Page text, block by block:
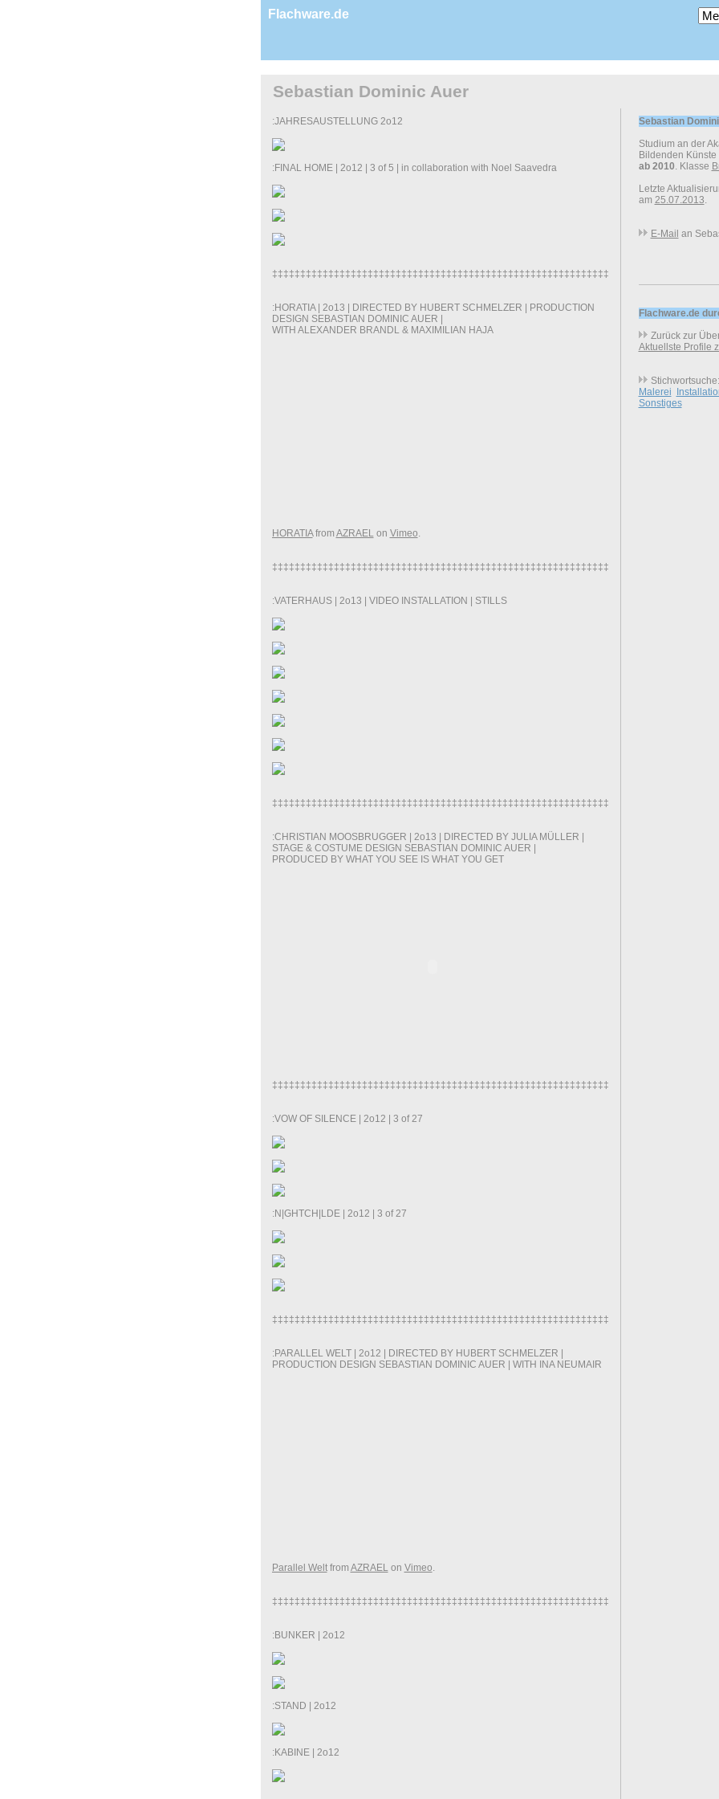
Flachware.de
Sebastian Dominic Auer
:JAHRESAUSTELLUNG 2o12
:FINAL HOME | 2o12 | 3 of 5 | in collaboration with Noel Saavedra
:HORATIA | 2o13 | DIRECTED BY HUBERT SCHMELZER | PRODUCTION
DESIGN SEBASTIAN DOMINIC AUER |
WITH ALEXANDER BRANDL & MAXIMILIAN HAJA
HORATIAfrom AZRAELon Vimeo.
:VATERHAUS | 2o13 | VIDEO INSTALLATION | STILLS
:CHRISTIAN MOOSBRUGGER | 2o13 | DIRECTED BY JULIA MÜLLER |
STAGE & COSTUME DESIGN SEBASTIAN DOMINIC AUER |
PRODUCED BY WHAT YOU SEE IS WHAT YOU GET
:VOW OF SILENCE | 2o12 | 3 of 27
:N|GHTCH|LDE | 2o12 | 3 of 27
:PARALLEL WELT | 2o12 | DIRECTED BY HUBERT SCHMELZER |
PRODUCTION DESIGN SEBASTIAN DOMINIC AUER | WITH INA NEUMAIR
Parallel Weltfrom AZRAELon Vimeo.
:BUNKER | 2o12
:STAND | 2o12
:KABINE | 2o12
Sebastian
Studium an der
Bildenden
ab 2010. Klasse
Letzte
am 25.07.2013.
E-Mail an
Flachware.de
Zurück zur
Aktuellste Profile
Stichwortsuche:
Malerei
Sonstiges